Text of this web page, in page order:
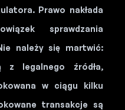
Prawo nakłada
sprawdzania
należy się martwić:
z legalnego źródła,
w ciągu kilku
transakcje są